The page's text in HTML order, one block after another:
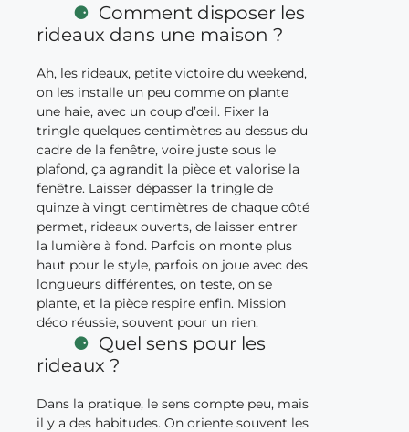
Comment disposer les
rideaux dans une maison ?
Ah, les rideaux, petite victoire du weekend,
on les installe un peu comme on plante
une haie, avec un coup d’œil. Fixer la
tringle quelques centimètres au dessus du
cadre de la fenêtre, voire juste sous le
plafond, ça agrandit la pièce et valorise la
fenêtre. Laisser dépasser la tringle de
quinze à vingt centimètres de chaque côté
permet, rideaux ouverts, de laisser entrer
la lumière à fond. Parfois on monte plus
haut pour le style, parfois on joue avec des
longueurs différentes, on teste, on se
plante, et la pièce respire enfin. Mission
déco réussie, souvent pour un rien.
Quel sens pour les
rideaux ?
Dans la pratique, le sens compte peu, mais
il y a des habitudes. On oriente souvent les